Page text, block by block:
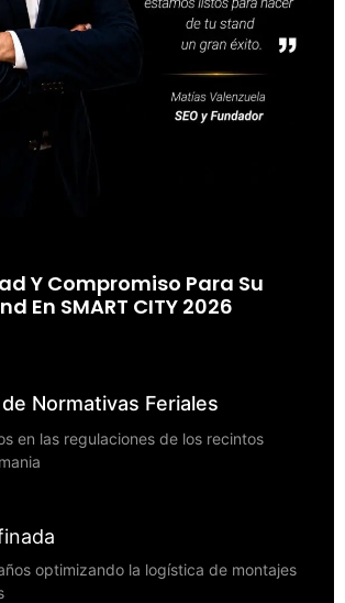
Y Compromiso Para Su
En SMART CITY 2026
Normativas Feriales
en las regulaciones de los recintos
optimizando la logística de montajes